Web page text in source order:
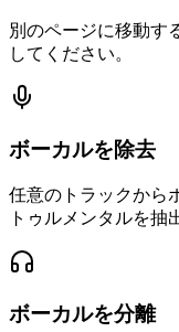
別のページに移動す
してください。
ボーカルを除去
任意のトラックから
トゥルメンタルを抽
ボーカルを分離